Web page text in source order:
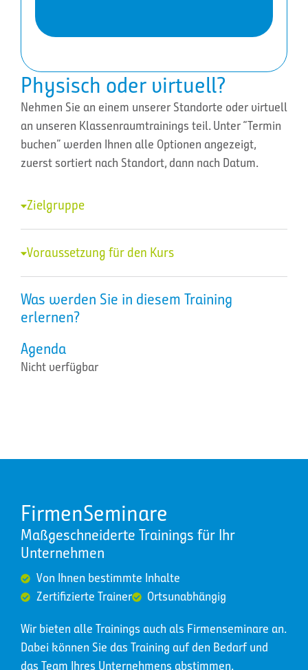
Physisch oder virtuell?
Nehmen Sie an einem unserer Standorte oder virtuell
an unseren Klassenraumtrainings teil. Unter “Termin
buchen” werden Ihnen alle Optionen angezeigt,
zuerst sortiert nach Standort, dann nach Datum.
Zielgruppe
Voraussetzung für den Kurs
Was werden Sie in diesem Training
erlernen?
Agenda
Nicht verfügbar
FirmenSeminare
Maßgeschneiderte Trainings für Ihr
Unternehmen
Von Ihnen bestimmte Inhalte
Zertifizierte Trainer
Ortsunabhängig
Wir bieten alle Trainings auch als Firmenseminare an.
Dabei können Sie das Training auf den Bedarf und
das Team Ihres Unternehmens abstimmen.